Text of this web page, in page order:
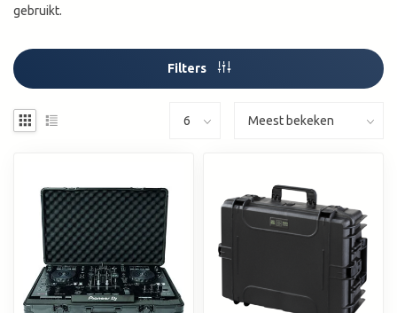
gebruikt.
Filters